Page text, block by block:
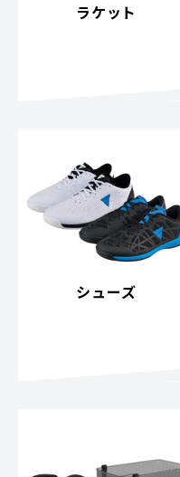
ラケット
シューズ